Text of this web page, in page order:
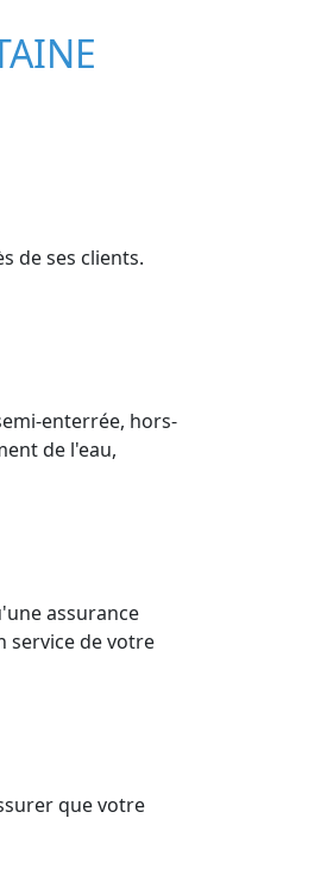
de ses clients.
enterrée, hors-
de l'eau,
assurance
service de votre
que votre